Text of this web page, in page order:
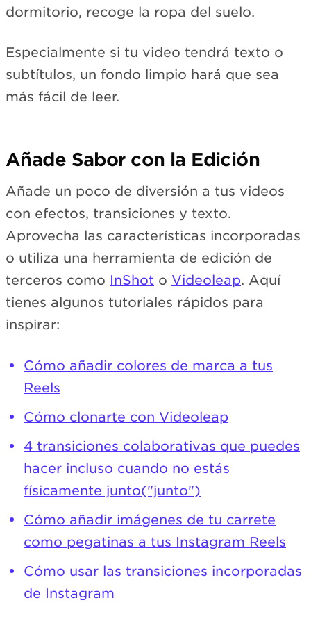
dormitorio, recoge la ropa del suelo.
Especialmente si tu video tendrá texto o
subtítulos, un fondo limpio hará que sea
más fácil de leer.
Añade Sabor con la Edición
Añade un poco de diversión a tus videos
con efectos, transiciones y texto.
Aprovecha las características incorporadas
o utiliza una herramienta de edición de
terceros como InShot o Videoleap. Aquí
tienes algunos tutoriales rápidos para
inspirar:
Cómo añadir colores de marca a tus
Reels
Cómo clonarte con Videoleap
4 transiciones colaborativas que puedes
hacer incluso cuando no estás
físicamente junto("junto")
Cómo añadir imágenes de tu carrete
como pegatinas a tus Instagram Reels
Cómo usar las transiciones incorporadas
de Instagram